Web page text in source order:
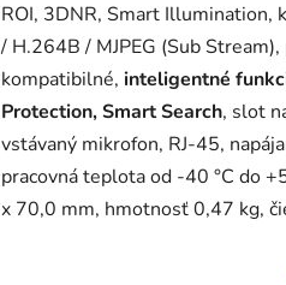
ROI, 3DNR, Smart
/ H.264B / MJPEG (Sub
kompatibilné, inteligentné
Protection, Smart Search, slot
vstávaný mikrofon, RJ-45,
pracovná teplota od -40 °C do
x 70,0 mm, hmotnosť 0,47 kg,